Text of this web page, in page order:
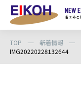
TOP ─ 新着情報 ─
IMG20220228132644